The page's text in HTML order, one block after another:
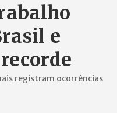
e
registram ocorrências